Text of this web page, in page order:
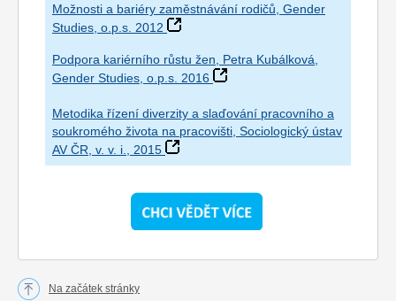
Možnosti a bariéry zaměstnávání rodičů, Gender
Studies, o.p.s. 2012
Podpora kariérního růstu žen, Petra Kubálková,
Gender Studies, o.p.s. 2016
Metodika řízení diverzity a slaďování pracovního a
soukromého života na pracovišti, Sociologický ústav
AV ČR, v. v. i., 2015
Na začátek stránky